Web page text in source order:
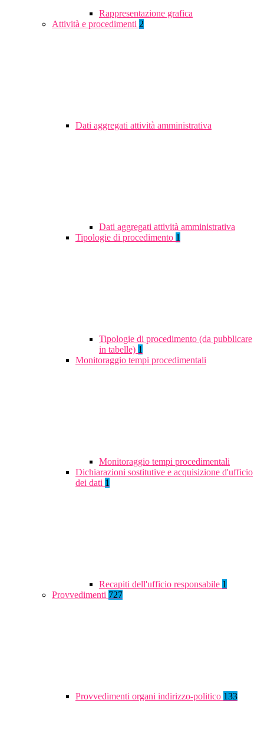
Rappresentazione grafica
Attività e procedimenti 2
Dati aggregati attività amministrativa
Dati aggregati attività amministrativa
Tipologie di procedimento 1
Tipologie di procedimento (da pubblicare
in tabelle) 1
Monitoraggio tempi procedimentali
Monitoraggio tempi procedimentali
Dichiarazioni sostitutive e acquisizione d'ufficio
dei dati 1
Recapiti dell'ufficio responsabile 1
Provvedimenti 727
Provvedimenti organi indirizzo-politico 133